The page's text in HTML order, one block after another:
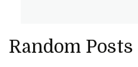
Random Posts